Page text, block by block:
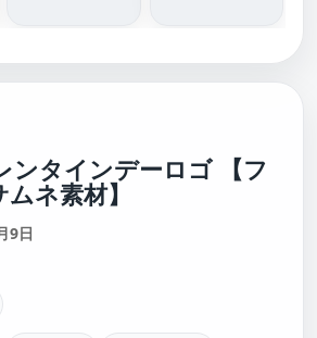
ンタインデーロゴ 【フ
ネ素材】
9日